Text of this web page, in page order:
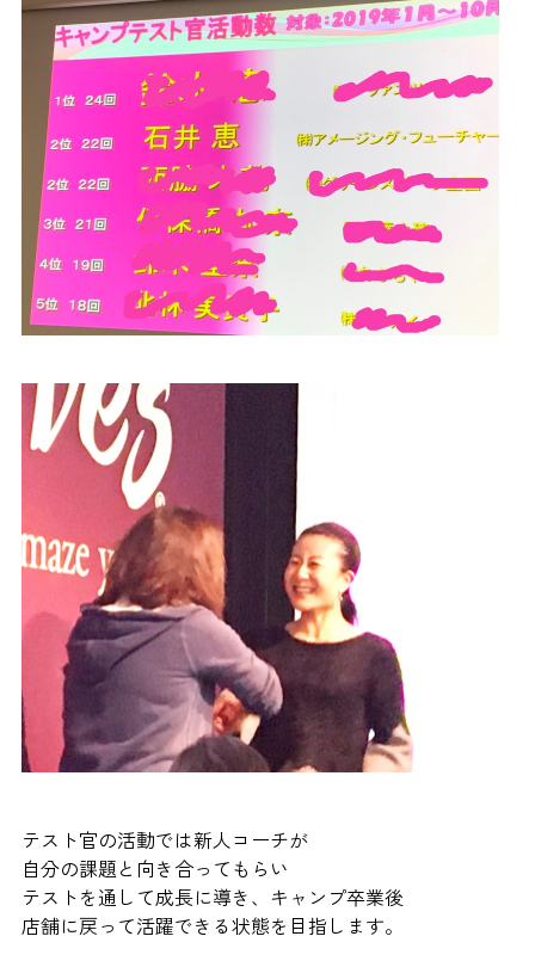
テスト官の活動では新人コーチが
自分の課題と向き合ってもらい
テストを通して成長に導き、キャンプ卒業後
店舗に戻って活躍できる状態を目指します。